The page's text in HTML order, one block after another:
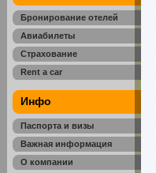
Бронирование отелей
Авиабилеты
Страхование
Rent a car
Инфо
Паспорта и визы
Важная информация
О компании